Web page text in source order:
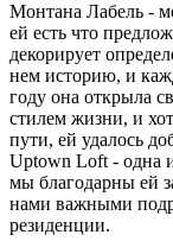
Монтана Лабель -
ей есть что
декорирует
нем историю, и
году она открыла
стилем жизни, и
пути, ей удалось
Uptown Loft - одна
мы благодарны ей
нами важными
резиденции.